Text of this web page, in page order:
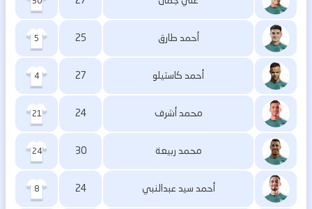
أحمد طارق 25
5
أحمد كاستيلو 27
4
محمد أشرف 24
21
محمد ربيعة 30
24
أحمد سيد عبدالنبي 24
8